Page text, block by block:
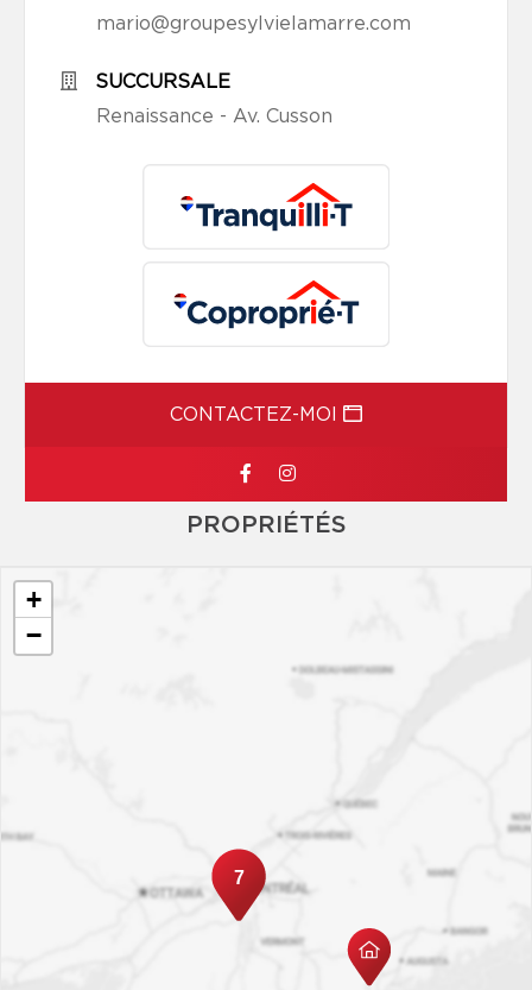
mario@groupesylvielamarre.com
SUCCURSALE
Renaissance - Av. Cusson
CONTACTEZ-MOI
PROPRIÉTÉS
7
+
−